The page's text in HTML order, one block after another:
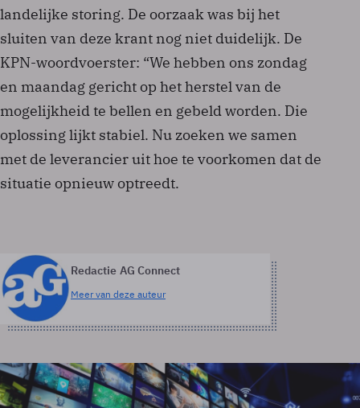
landelijke storing. De oorzaak was bij het
sluiten van deze krant nog niet duidelijk. De
KPN-woordvoerster: “We hebben ons zondag
en maandag gericht op het herstel van de
mogelijkheid te bellen en gebeld worden. Die
oplossing lijkt stabiel. Nu zoeken we samen
met de leverancier uit hoe te voorkomen dat de
situatie opnieuw optreedt.
Redactie AG Connect
Meer van deze auteur